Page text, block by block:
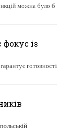
можна було б
із
готовності